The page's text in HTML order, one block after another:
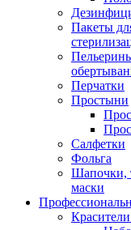
Пакеты
Перчатки
Простыни
Салфетки
Фольга
Шапочки,
маски